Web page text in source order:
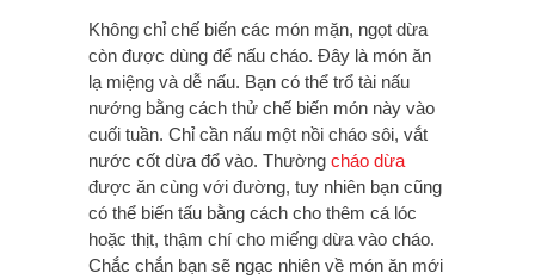
Không chỉ chế biến các món mặn, ngọt dừa
còn được dùng để nấu cháo. Đây là món ăn
lạ miệng và dễ nấu. Bạn có thể trổ tài nấu
nướng bằng cách thử chế biến món này vào
cuối tuần. Chỉ cần nấu một nồi cháo sôi, vắt
nước cốt dừa đổ vào. Thường cháo dừa
được ăn cùng với đường, tuy nhiên bạn cũng
có thể biến tấu bằng cách cho thêm cá lóc
hoặc thịt, thậm chí cho miếng dừa vào cháo.
Chắc chắn bạn sẽ ngạc nhiên về món ăn mới